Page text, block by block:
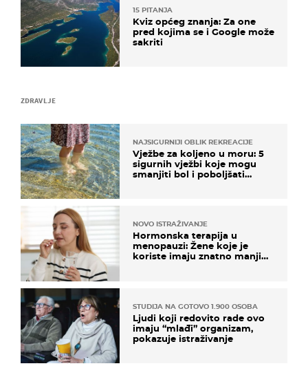
ZDRAVLJE
NAJSIGURNIJI OBLIK REKREACIJE
Vježbe za koljeno u moru: 5
sigurnih vježbi koje mogu
smanjiti bol i poboljšati
NOVO ISTRAŽIVANJE
Hormonska terapija u
menopauzi: Žene koje je
koriste imaju znatno manji
STUDIJA NA GOTOVO 1.900 OSOBA
Ljudi koji redovito rade ovo
imaju “mlađi” organizam,
pokazuje istraživanje
15 PITANJA
Kviz općeg znanja: Za one
pred kojima se i Google može
sakriti